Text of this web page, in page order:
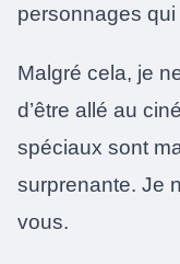
personnages qui
Malgré cela, je
d’être allé au
spéciaux sont
surprenante. Je
vous.